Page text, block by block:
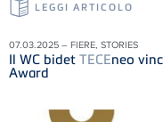
LEGGI ARTICOLO
07.03.2025 – FIERE, STORIES
Il WC bidet TECEneo
Award